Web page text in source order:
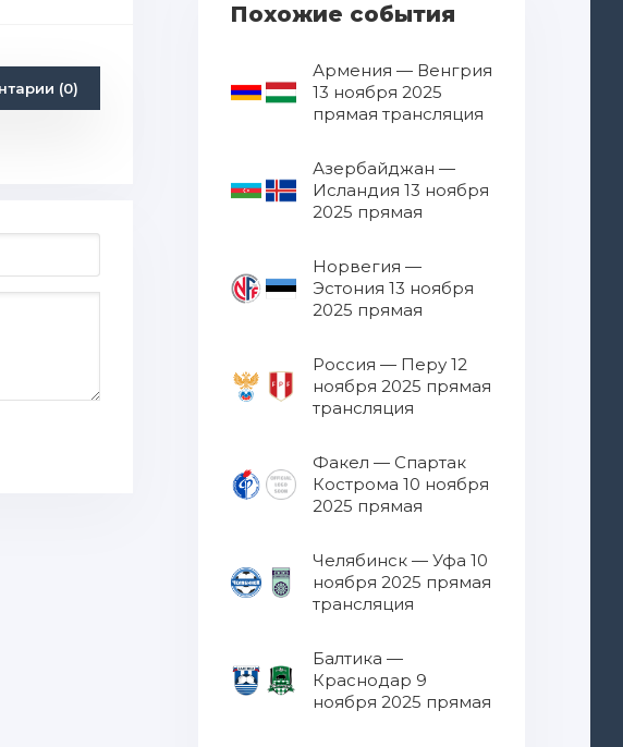
(0)
Похожие события
Армения — Венгрия
13 ноября 2025
прямая трансляция
Азербайджан —
Исландия 13 ноября
2025 прямая
Норвегия —
Эстония 13 ноября
2025 прямая
Россия — Перу 12
ноября 2025 прямая
трансляция
Факел — Спартак
Кострома 10 ноября
2025 прямая
Челябинск — Уфа 10
ноября 2025 прямая
трансляция
Балтика —
Краснодар 9
ноября 2025 прямая